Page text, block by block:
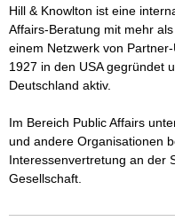
Hill & Knowlton ist eine
Affairs-Beratung mit mehr
einem Netzwerk von
1927 in den USA gegründet
Deutschland aktiv.
Im Bereich Public Affairs
und andere Organisationen
Interessenvertretung an der